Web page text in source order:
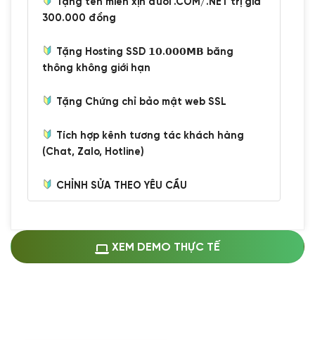
300.000 đồng
Tặng Hosting SSD 𝟭𝟬.𝟬𝟬𝟬𝗠𝗕 băng
thông không giới hạn
Tặng Chứng chỉ bảo mật web SSL
Tích hợp kênh tương tác khách hàng
(Chat, Zalo, Hotline)
CHỈNH SỬA THEO YÊU CẦU
Thay logo + thông tin doanh nghiệp
(+100.000 VND)
XEM DEMO THỰC TẾ